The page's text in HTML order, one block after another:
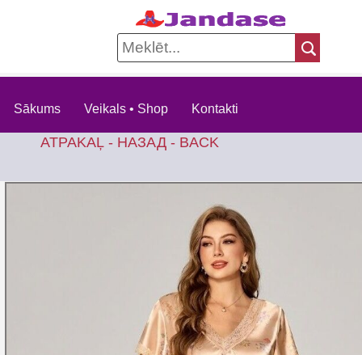
Sākums Veikals • Shop Kontakti
ATPAKAĻ - НАЗАД - BACK